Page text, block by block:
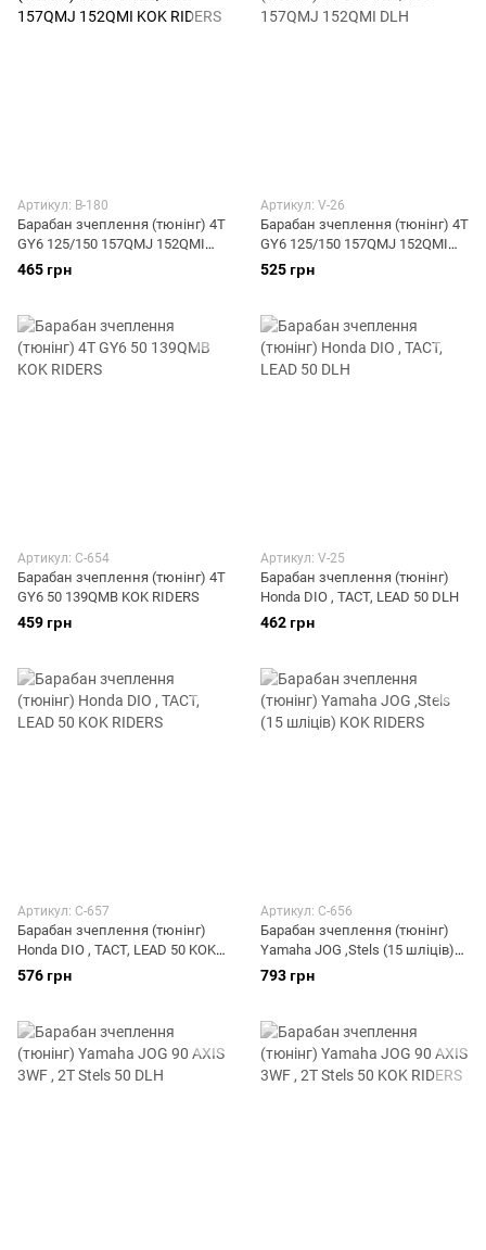
Артикул: B-180
Барабан зчеплення (тюнінг) 4T
GY6 125/150 157QMJ 152QMI
KOK RIDERS
465 грн
Артикул: V-26
Барабан зчеплення (тюнінг) 4T
GY6 125/150 157QMJ 152QMI
DLH
525 грн
Артикул: C-654
Барабан зчеплення (тюнінг) 4T
GY6 50 139QMB KOK RIDERS
459 грн
Артикул: V-25
Барабан зчеплення (тюнінг)
Honda DIO , TACT, LEAD 50 DLH
462 грн
Артикул: C-657
Барабан зчеплення (тюнінг)
Honda DIO , TACT, LEAD 50 KOK
RIDERS
576 грн
Артикул: C-656
Барабан зчеплення (тюнінг)
Yamaha JOG ,Stels (15 шліців)
KOK RIDERS
793 грн